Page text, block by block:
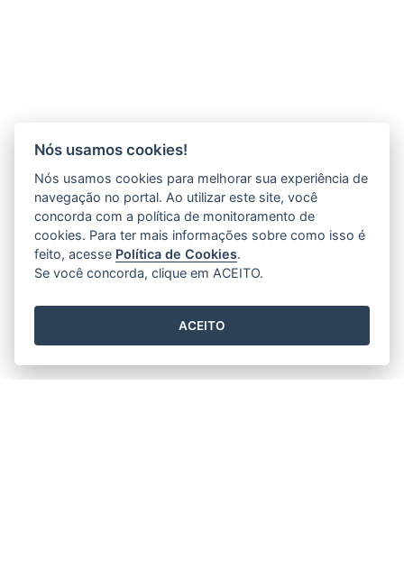
Nós usamos cookies!
Nós usamos cookies para melhorar sua experiência de
navegação no portal. Ao utilizar este site, você
concorda com a política de monitoramento de
cookies. Para ter mais informações sobre como isso é
feito, acesse Política de Cookies.
Se você concorda, clique em ACEITO.
ACEITO